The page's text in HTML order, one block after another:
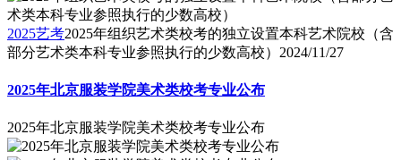
2025艺考2025年组织艺术类校考的独立设置本科艺术院校（含
部分艺术类本科专业参照执行的少数高校） 2024/11/27
2025年北京服装学院美术类校考专业公布
2025年北京服装学院美术类校考专业公布